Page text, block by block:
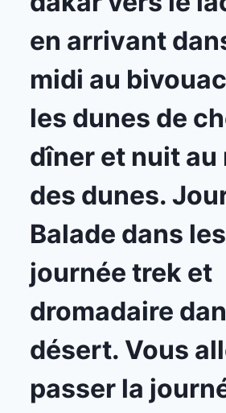
en arrivant
midi au
les dunes de
dîner et nuit au
des dunes.
Balade dans
journée trek et
dromadaire
désert. Vous
passer la